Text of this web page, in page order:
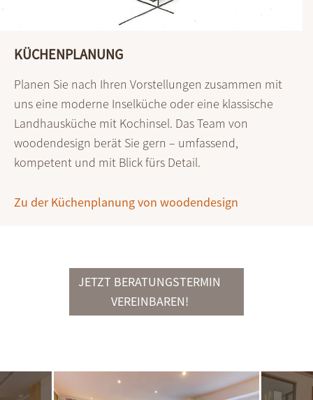
KÜCHENPLANUNG
Planen Sie nach Ihren Vorstellungen zusammen mit
uns eine moderne Inselküche oder eine klassische
Landhausküche mit Kochinsel. Das Team von
woodendesign berät Sie gern – umfassend,
kompetent und mit Blick fürs Detail.
Zu der Küchenplanung von woodendesign
JETZT BERATUNGSTERMIN
VEREINBAREN!